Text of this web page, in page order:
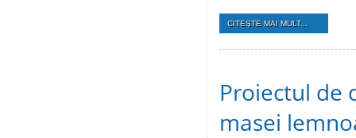
CITEŞTE MAI MULT...
Proiectul de
masei